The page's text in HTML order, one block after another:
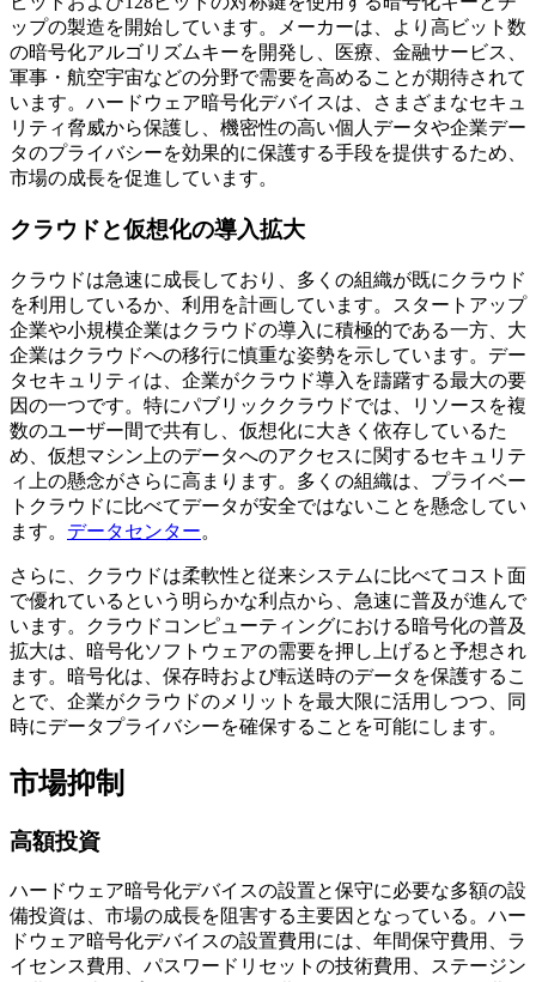
ップの製造を開始しています。メーカーは、より高ビット数
の暗号化アルゴリズムキーを開発し、医療、金融サービス、
軍事・航空宇宙などの分野で需要を高めることが期待されて
います。ハードウェア暗号化デバイスは、さまざまなセキュ
リティ脅威から保護し、機密性の高い個人データや企業デー
タのプライバシーを効果的に保護する手段を提供するため、
市場の成長を促進しています。
クラウドと仮想化の導入拡大
クラウドは急速に成長しており、多くの組織が既にクラウド
を利用しているか、利用を計画しています。スタートアップ
企業や小規模企業はクラウドの導入に積極的である一方、大
企業はクラウドへの移行に慎重な姿勢を示しています。デー
タセキュリティは、企業がクラウド導入を躊躇する最大の要
因の一つです。特にパブリッククラウドでは、リソースを複
数のユーザー間で共有し、仮想化に大きく依存しているた
め、仮想マシン上のデータへのアクセスに関するセキュリテ
ィ上の懸念がさらに高まります。多くの組織は、プライベー
トクラウドに比べてデータが安全ではないことを懸念してい
ます。 データセンター。
さらに、クラウドは柔軟性と従来システムに比べてコスト面
で優れているという明らかな利点から、急速に普及が進んで
います。クラウドコンピューティングにおける暗号化の普及
拡大は、暗号化ソフトウェアの需要を押し上げると予想され
ます。暗号化は、保存時および転送時のデータを保護するこ
とで、企業がクラウドのメリットを最大限に活用しつつ、同
時にデータプライバシーを確​​保することを可能にします。
市場抑制
高額投資
ハードウェア暗号化デバイスの設置と保守に必要な多額の設
備投資は、市場の成長を阻害する主要因となっている。ハー
ドウェア暗号化デバイスの設置費用には、年間保守費用、ラ
イセンス費用、パスワードリセットの技術費用、ステージン